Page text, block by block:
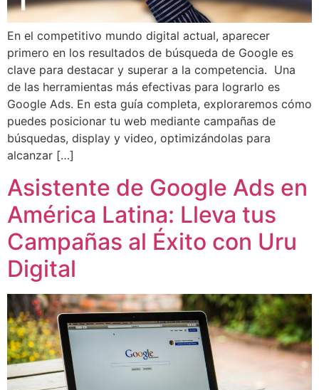
En el competitivo mundo digital actual, aparecer
primero en los resultados de búsqueda de Google es
clave para destacar y superar a la competencia. Una
de las herramientas más efectivas para lograrlo es
Google Ads. En esta guía completa, exploraremos cómo
puedes posicionar tu web mediante campañas de
búsquedas, display y video, optimizándolas para
alcanzar […]
Asistente de Google Ads en
América Latina: Lleva tus
Campañas al Éxito con Uru
Digital